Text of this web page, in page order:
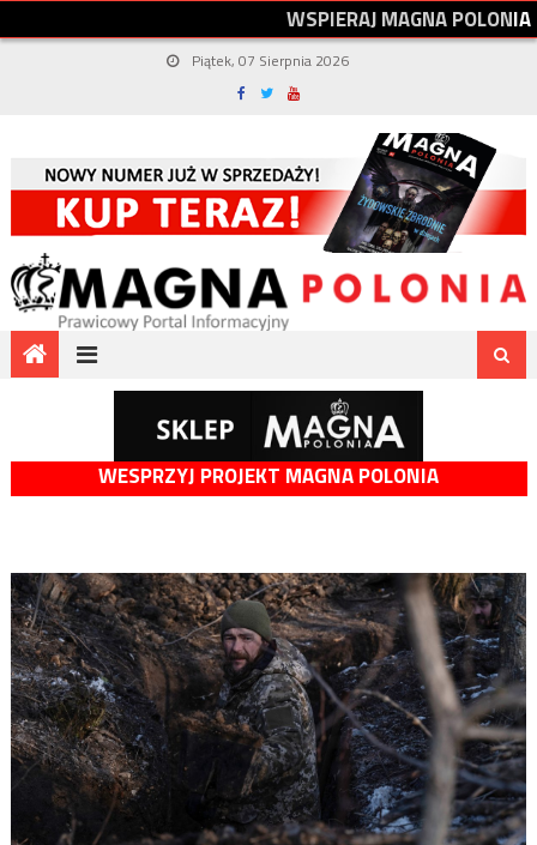
WSPIERAJMAGNAPOLONIA
Piątek, 07 Sierpnia 2026
WESPRZYJ PROJEKT MAGNA POLONIA